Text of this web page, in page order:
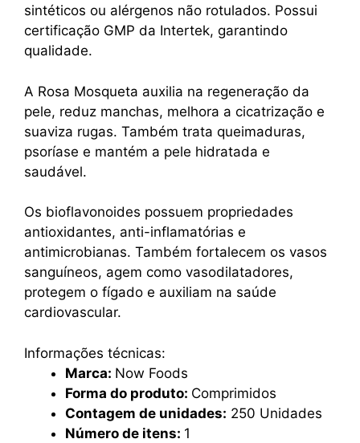
sintéticos ou alérgenos não rotulados. Possui
certificação GMP da Intertek, garantindo
qualidade.
A Rosa Mosqueta auxilia na regeneração da
pele, reduz manchas, melhora a cicatrização e
suaviza rugas. Também trata queimaduras,
psoríase e mantém a pele hidratada e
saudável.
Os bioflavonoides possuem propriedades
antioxidantes, anti-inflamatórias e
antimicrobianas. Também fortalecem os vasos
sanguíneos, agem como vasodilatadores,
protegem o fígado e auxiliam na saúde
cardiovascular.
Informações técnicas:
Marca: Now Foods
Forma do produto: Comprimidos
Contagem de unidades: 250 Unidades
Número de itens: 1